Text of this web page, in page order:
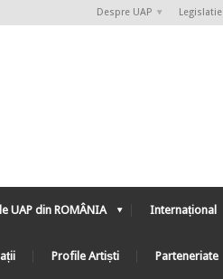
Despre UAP Legislatie
UAP din ROMÂNIA Internațional
Profile Artiști Parteneriate